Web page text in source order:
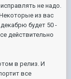
не надо.
из вас
будет 50 -
действительно
в релиз. И
все